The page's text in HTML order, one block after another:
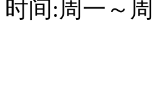
时间:周一～